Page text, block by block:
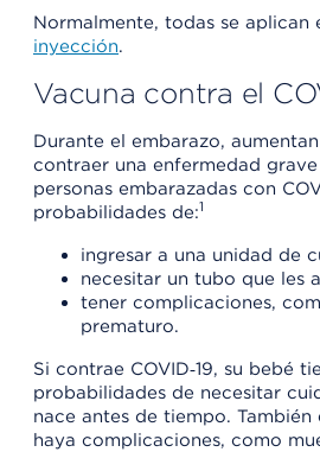
Normalmente, todas se aplican
inyección.
Vacuna contra el
Durante el embarazo,
contraer una enfermedad grave
personas embarazadas con
probabilidades de:1
ingresar a una unidad de
necesitar un tubo que les
tener complicaciones,
prematuro.
Si contrae COVID‑19, su bebé
probabilidades de necesitar
nace antes de tiempo. También
haya complicaciones, como